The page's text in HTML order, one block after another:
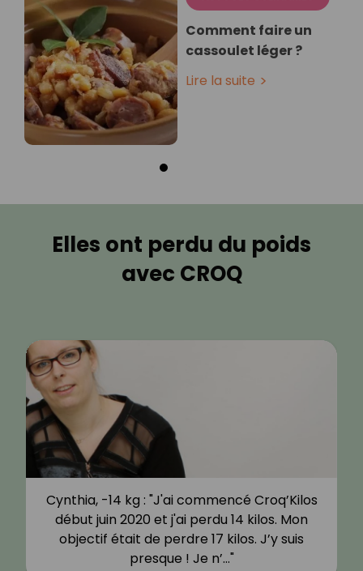
Comment faire un
cassoulet léger ?
Lire la suite
Elles ont perdu du poids
avec CROQ
Cynthia, -14 kg : "J'ai commencé Croq’Kilos
début juin 2020 et j'ai perdu 14 kilos. Mon
objectif était de perdre 17 kilos. J’y suis
presque ! Je n’…"